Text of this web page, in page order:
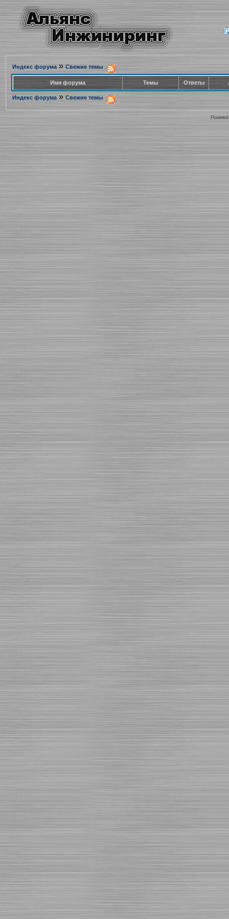
Индекс форума» Свежие темы
Имя форума Темы Ответы
Индекс форума » Свежие темы